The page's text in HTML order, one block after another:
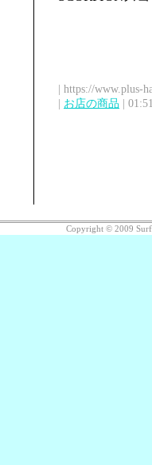
| https://www.plus-
| お店の商品 |
Copyright © 2009